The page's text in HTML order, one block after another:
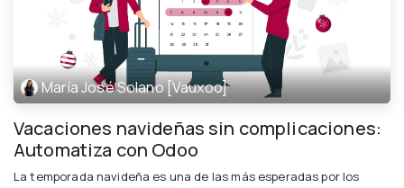
María José Solano [Vauxoo]
Vacaciones navideñas sin complicaciones:
Automatiza con Odoo
La temporada navideña es una de las más esperadas por los